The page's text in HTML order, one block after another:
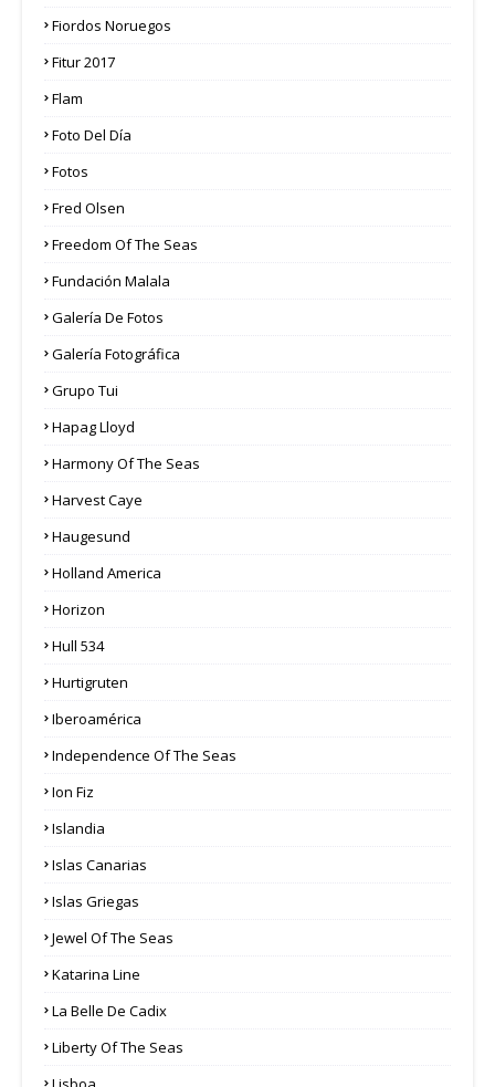
Fiordos Noruegos
Fitur 2017
Flam
Foto Del Día
Fotos
Fred Olsen
Freedom Of The Seas
Fundación Malala
Galería De Fotos
Galería Fotográfica
Grupo Tui
Hapag Lloyd
Harmony Of The Seas
Harvest Caye
Haugesund
Holland America
Horizon
Hull 534
Hurtigruten
Iberoamérica
Independence Of The Seas
Ion Fiz
Islandia
Islas Canarias
Islas Griegas
Jewel Of The Seas
Katarina Line
La Belle De Cadix
Liberty Of The Seas